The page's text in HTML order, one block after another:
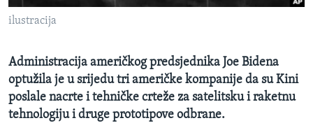
PRATITE NAS
Jezici
ilustracija
Administracija američkog predsjednika Joe Bidena
optužila je u srijedu tri američke kompanije da su Kini
poslale nacrte i tehničke crteže za satelitsku i raketnu
tehnologiju i druge prototipove odbrane.